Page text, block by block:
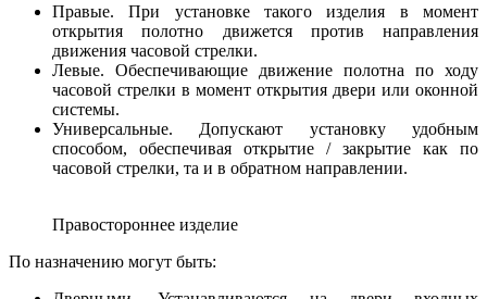
Правые. При установке такого изделия в момент
открытия полотно движется против направления
движения часовой стрелки.
Левые. Обеспечивающие движение полотна по ходу
часовой стрелки в момент открытия двери или оконной
системы.
Универсальные. Допускают установку удобным
способом, обеспечивая открытие / закрытие как по
часовой стрелки, та и в обратном направлении.
Правостороннее изделие
По назначению могут быть: